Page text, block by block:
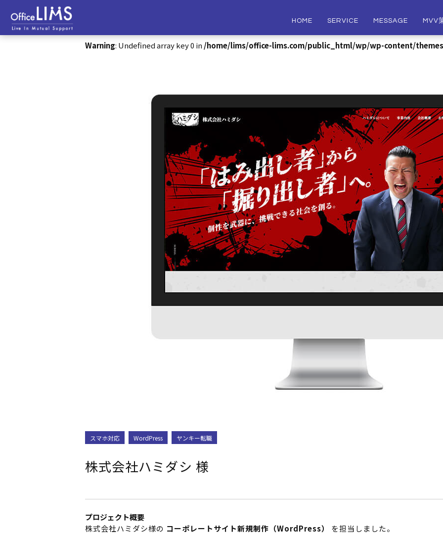
HOME SERVICE MESSAGE MVV
Warning: Undefined array key 0 in /home/lims/office-lims.com/public_html/wp/wp-content/
スマホ対応 WordPress ヤンキー転職
株式会社ハミダシ 様
プロジェクト概要
株式会社ハミダシ様の コーポレートサイト新規制作（WordPress）
を担当しました。